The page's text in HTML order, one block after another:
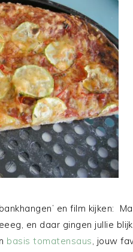
en film kijken:
en daar gingen jullie
basis tomatensaus , jouw